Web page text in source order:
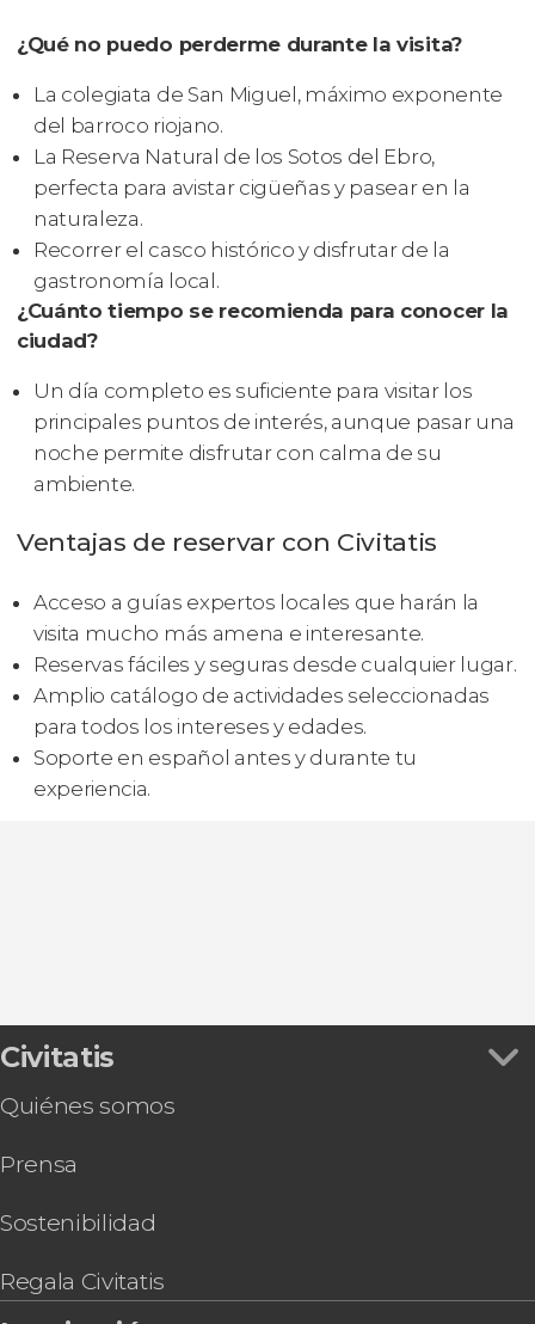
¿Qué no puedo perderme durante la visita?
La colegiata de San Miguel, máximo exponente
del barroco riojano.
La Reserva Natural de los Sotos del Ebro,
perfecta para avistar cigüeñas y pasear en la
naturaleza.
Recorrer el casco histórico y disfrutar de la
gastronomía local.
¿Cuánto tiempo se recomienda para conocer la
ciudad?
Un día completo es suficiente para visitar los
principales puntos de interés, aunque pasar una
noche permite disfrutar con calma de su
ambiente.
Ventajas de reservar con Civitatis
Acceso a guías expertos locales que harán la
visita mucho más amena e interesante.
Reservas fáciles y seguras desde cualquier lugar.
Amplio catálogo de actividades seleccionadas
para todos los intereses y edades.
Soporte en español antes y durante tu
experiencia.
Civitatis
Quiénes somos
Prensa
Sostenibilidad
Regala Civitatis